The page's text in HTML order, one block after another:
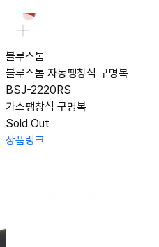
블루스톰
블루스톰 자동팽창식 구명복
BSJ-2220RS
가스팽창식 구명복
Sold Out
상품링크